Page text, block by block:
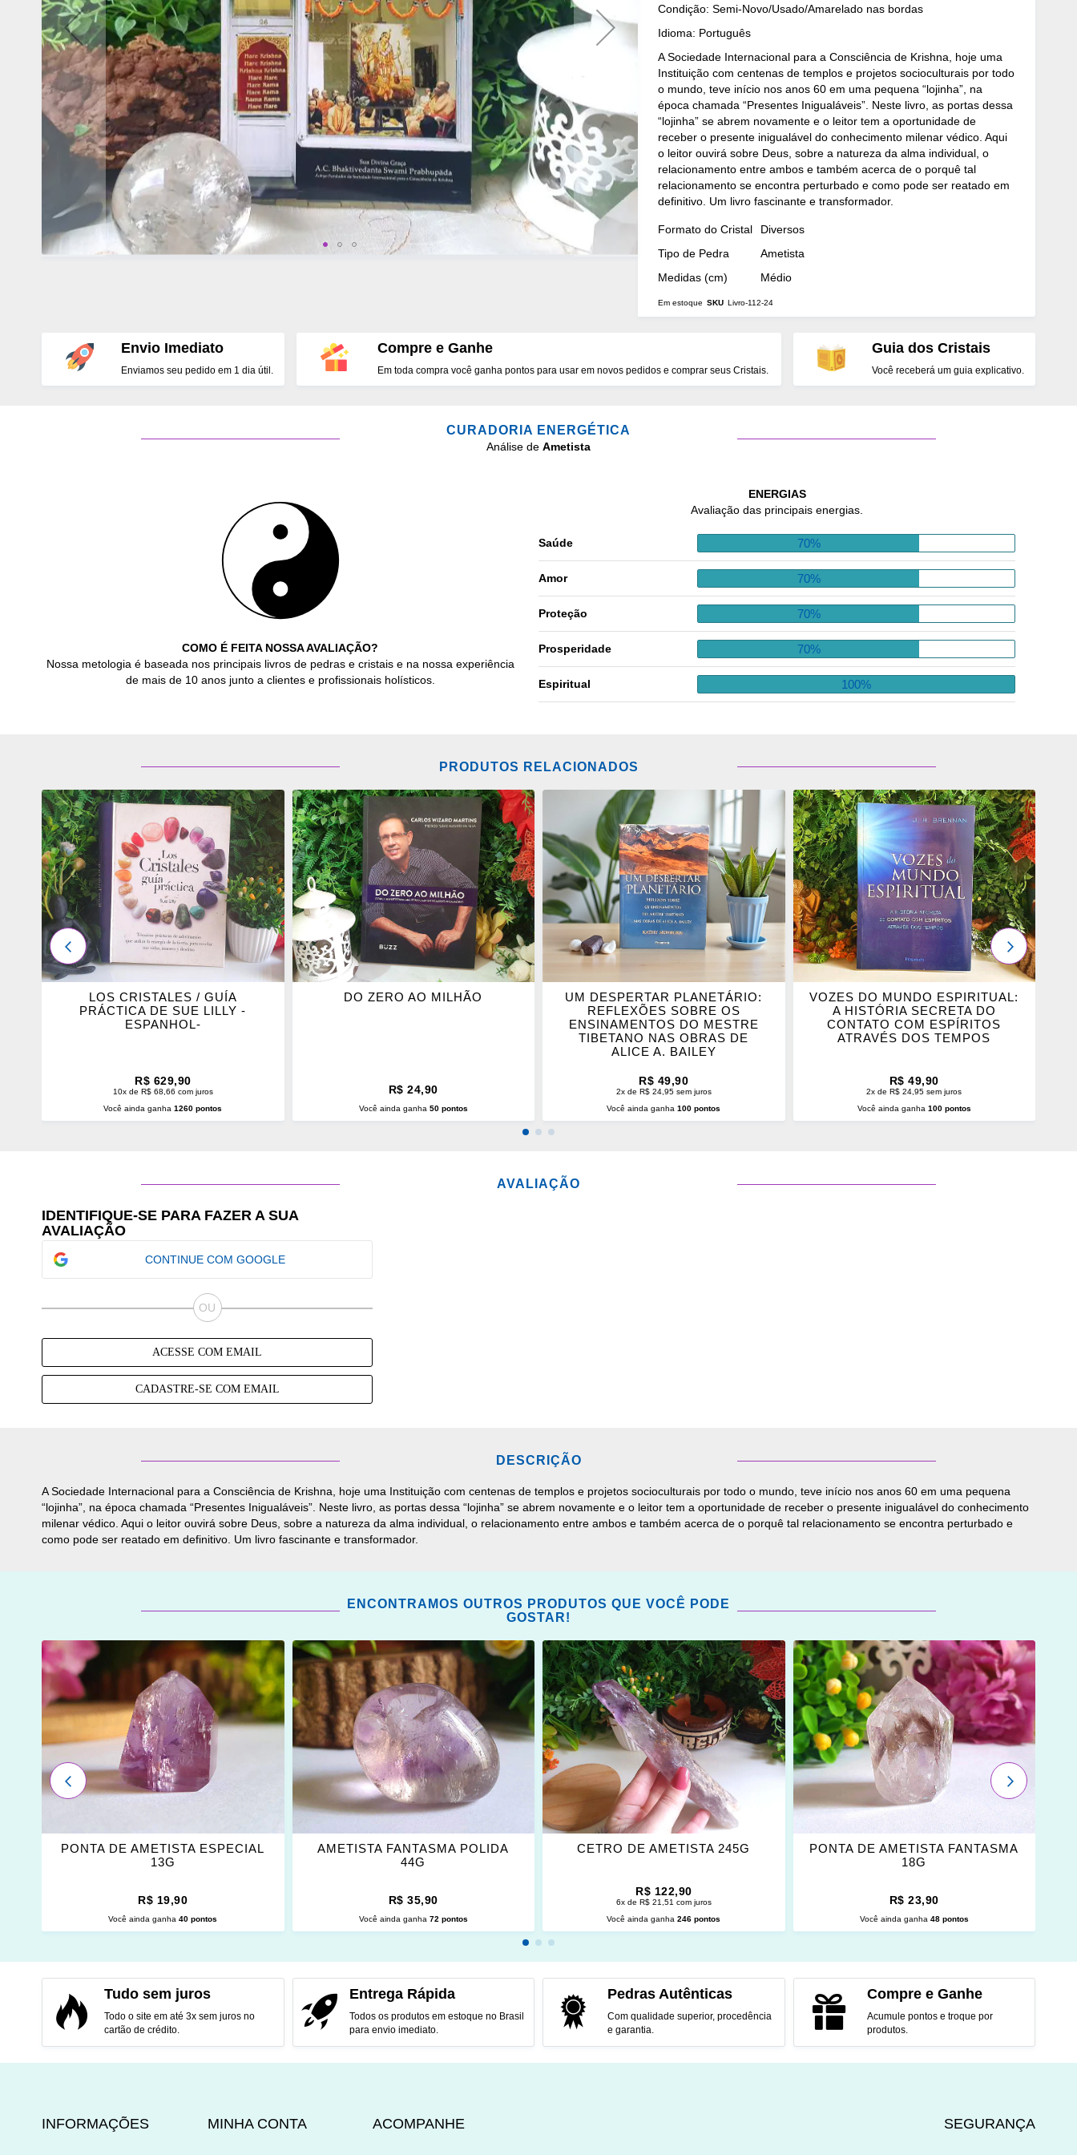
Condição: Semi-Novo/Usado/Amarelado nas bordas
Idioma: Português
A Sociedade Internacional para a Consciência de Krishna, hoje uma
Instituição com centenas de templos e projetos socioculturais por todo
o mundo, teve início nos anos 60 em uma pequena “lojinha”, na
época chamada “Presentes Inigualáveis”. Neste livro, as portas dessa
“lojinha” se abrem novamente e o leitor tem a oportunidade de
receber o presente inigualável do conhecimento milenar védico. Aqui
o leitor ouvirá sobre Deus, sobre a natureza da alma individual, o
relacionamento entre ambos e também acerca de o porquê tal
relacionamento se encontra perturbado e como pode ser reatado em
definitivo. Um livro fascinante e transformador.
Mais
Formato do Cristal
Diversos
Tipo de Pedra
Ametista
Medidas (cm)
Médio
Em estoque SKU Livro-112-24
Envio Imediato
Enviamos seu pedido em 1 dia útil.
Compre e Ganhe
Em toda compra você ganha pontos para usar em novos pedidos e comprar seus Cristais.
Guia dos Cristais
Você receberá um guia explicativo.
CURADORIA ENERGÉTICA
Análise de Ametista
COMO É FEITA NOSSA AVALIAÇÃO?
Nossa metologia é baseada nos principais livros de pedras e cristais e na nossa experiência
de mais de 10 anos junto a clientes e profissionais holísticos.
ENERGIAS
Avaliação das principais energias.
Saúde 70%
Amor 70%
Proteção 70%
Prosperidade 70%
Espiritual 100%
PRODUTOS RELACIONADOS
ADICIONAR
OS
FAVORITOS
LOS CRISTALES / GUÍA
PRÁCTICA DE SUE LILLY -
ESPANHOL-
R$ 629,90
10x de R$ 68,66 com juros
Você ainda ganha1260 pontos
ADICIONAR
OS
FAVORITOS
DO ZERO AO MILHÃO
R$ 24,90
Você ainda ganha 50 pontos
ADICIONAR
OS
FAVORITOS
UM DESPERTAR PLANETÁRIO:
REFLEXÕES SOBRE OS
ENSINAMENTOS DO MESTRE
TIBETANO NAS OBRAS DE
ALICE A. BAILEY
R$ 49,90
2x de R$ 24,95 sem juros
Você ainda ganha100 pontos
ADICIONAR
OS
FAVORITOS
VOZES DO MUNDO ESPIRITUAL:
A HISTÓRIA SECRETA DO
CONTATO COM ESPÍRITOS
ATRAVÉS DOS TEMPOS
R$ 49,90
2x de R$ 24,95 sem juros
Você ainda ganha 100 pontos
PRÓXIMO
ANTERIOR
AVALIAÇÃO
IDENTIFIQUE-SE PARA FAZER A SUA
AVALIAÇÃO
CONTINUE COM GOOGLE
ACESSE COM EMAIL
CADASTRE-SE COM EMAIL
DESCRIÇÃO
A Sociedade Internacional para a Consciência de Krishna, hoje uma Instituição com centenas de templos e projetos socioculturais por todo o mundo, teve início nos anos 60 em uma pequena
“lojinha”, na época chamada “Presentes Inigualáveis”. Neste livro, as portas dessa “lojinha” se abrem novamente e o leitor tem a oportunidade de receber o presente inigualável do conhecimento
milenar védico. Aqui o leitor ouvirá sobre Deus, sobre a natureza da alma individual, o relacionamento entre ambos e também acerca de o porquê tal relacionamento se encontra perturbado e
como pode ser reatado em definitivo. Um livro fascinante e transformador.
ENCONTRAMOS OUTROS PRODUTOS QUE VOCÊ PODE
GOSTAR!
ADICIONAR
OS
FAVORITOS
PONTA DE AMETISTA ESPECIAL
13G
R$ 19,90
Você ainda ganha40 pontos
ADICIONAR
FAVORITOS
AMETISTA FANTASMA POLIDA
44G
R$ 35,90
Você ainda ganha 72 pontos
ADICIONAR
OS
FAVORITOS
CETRO DE AMETISTA 245G
R$ 122,90
6x de R$ 21,51 com juros
Você ainda ganha246 pontos
ADICIONAR
OS
FAVORITOS
PONTA DE AMETISTA FANTASMA
18G
R$ 23,90
Você ainda ganha 48 pontos
PRÓXIMO
ANTERIOR
Tudo sem juros
Todo o site em até 3x sem juros no
cartão de crédito.
Entrega Rápida
Todos os produtos em estoque no Brasil
para envio imediato.
Pedras Autênticas
Com qualidade superior, procedência
e garantia.
Compre e Ganhe
Acumule pontos e troque por
produtos.
INFORMAÇÕES MINHA CONTA SEGURANÇA
ACOMPANHE